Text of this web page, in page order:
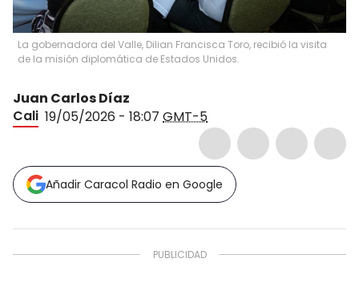
La gobernadora del Valle, Dilian Francisca Toro, recibió la visita
de la misión diplomática de Estados Unidos.
Juan Carlos Díaz
Cali 19/05/2026 - 18:07 GMT-5
Añadir Caracol Radio en Google